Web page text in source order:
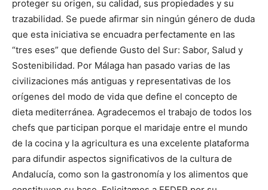
proteger su origen, su calidad, sus propiedades y su
trazabilidad. Se puede afirmar sin ningún género de duda
que esta iniciativa se encuadra perfectamente en las
“tres eses” que defiende Gusto del Sur: Sabor, Salud y
Sostenibilidad. Por Málaga han pasado varias de las
civilizaciones más antiguas y representativas de los
orígenes del modo de vida que define el concepto de
dieta mediterránea. Agradecemos el trabajo de todos los
chefs que participan porque el maridaje entre el mundo
de la cocina y la agricultura es una excelente plataforma
para difundir aspectos significativos de la cultura de
Andalucía, como son la gastronomía y los alimentos que